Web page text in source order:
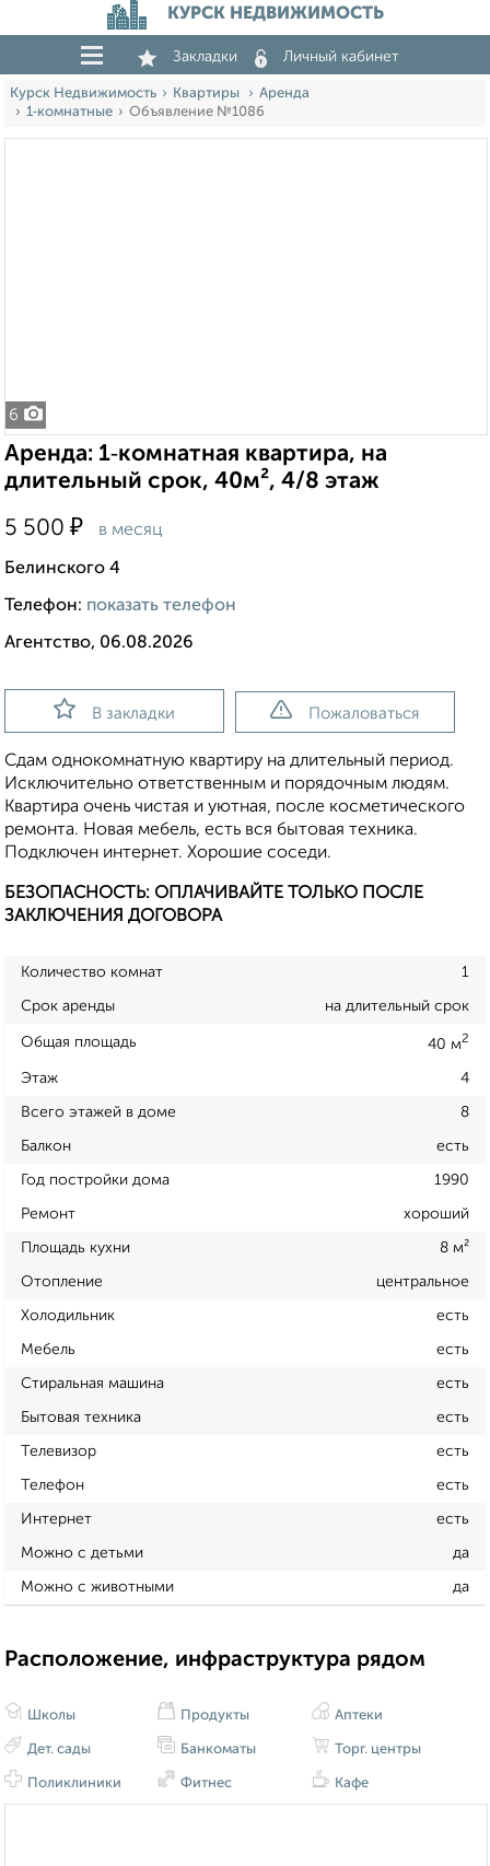
КУРСК НЕДВИЖИМОСТЬ
Закладки Личный кабинет
Курск Недвижимость Квартиры
Аренда
1‑комнатные
Объявление №1086
6
Аренда: 1‑комнатная квартира, на
длительный срок, 40м², 4/8 этаж
5 500 ₽ в месяц
Белинского 4
Телефон: показать телефон
Агентство, 06.08.2026
В закладки Пожаловаться
Сдам однокомнатную квартиру на длительный период.
Исключительно ответственным и порядочным людям.
Квартира очень чистая и уютная, после косметического
ремонта. Новая мебель, есть вся бытовая техника.
Подключен интернет. Хорошие соседи.
БЕЗОПАСНОСТЬ: ОПЛАЧИВАЙТЕ ТОЛЬКО ПОСЛЕ
ЗАКЛЮЧЕНИЯ ДОГОВОРА
Количество комнат 1
Срок аренды на длительный срок
Общая площадь 40 м2
Этаж 4
Всего этажей в доме 8
Балкон есть
Год постройки дома 1990
Ремонт хороший
Площадь кухни 8 м²
Отопление центральное
Холодильник есть
Мебель есть
Стиральная машина есть
Бытовая техника есть
Телевизор есть
Телефон есть
Интернет есть
Можно с детьми да
Можно с животными да
Расположение, инфраструктура рядом
Школы
Дет. сады
Поликлиники
Продукты
Банкоматы
Фитнес
Аптеки
Торг. центры
Кафе